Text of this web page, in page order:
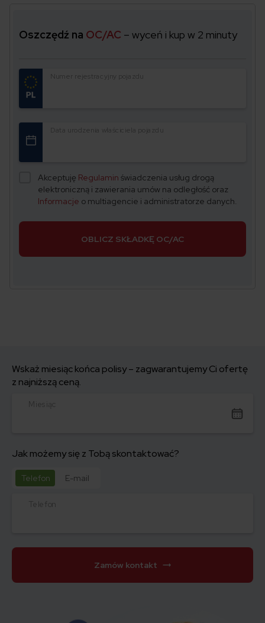
Oszczędź na OC/AC – wyceń i kup w 2 minuty
Numer rejestracyjny pojazdu
Data urodzenia właściciela pojazdu
Akceptuję Regulamin świadczenia usług drogą
elektroniczną i zawierania umów na odległość oraz
Informacje o multiagencie i administratorze danych.
OBLICZ SKŁADKĘ OC/AC
Wskaż miesiąc końca polisy – zagwarantujemy Ci ofertę
z najniższą ceną.
Miesiąc
Jak możemy się z Tobą skontaktować?
Telefon E-mail
Telefon
Zamów kontakt